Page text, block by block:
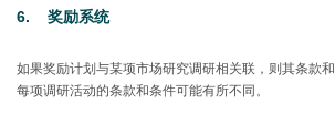
6. 奖励系统
如果奖励计划与某项市场研究调研相关联，则其条款
每项调研活动的条款和条件可能有所不同。